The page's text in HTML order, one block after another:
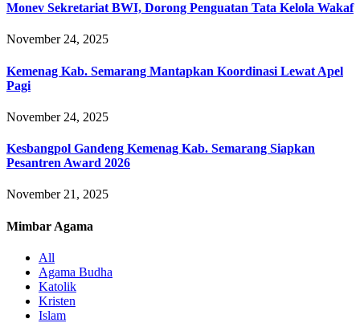
Monev Sekretariat BWI, Dorong Penguatan Tata Kelola Wakaf
November 24, 2025
Kemenag Kab. Semarang Mantapkan Koordinasi Lewat Apel
Pagi
November 24, 2025
Kesbangpol Gandeng Kemenag Kab. Semarang Siapkan
Pesantren Award 2026
November 21, 2025
Mimbar Agama
All
Agama Budha
Katolik
Kristen
Islam